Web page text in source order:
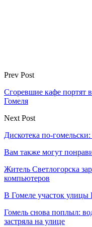
Prev Post
Сгоревшие кафе портят
Гомеля
Next Post
Дискотека по-гомельски:
Вам также могут
Житель Светлогорска
компьютеров
В Гомеле участок улицы
Гомель снова поплыл:
застряла на улице